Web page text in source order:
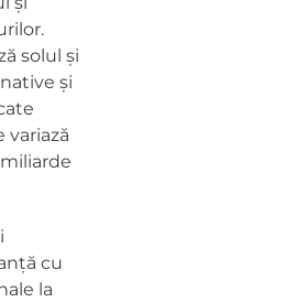
solul și
și
variază
cu
la